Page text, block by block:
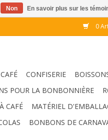
0
CONFISERIE
POUR LA BONBONNIÈRE
CAFÉ MATÉRIEL
BONBONS DE
Non En savoir plus sur les